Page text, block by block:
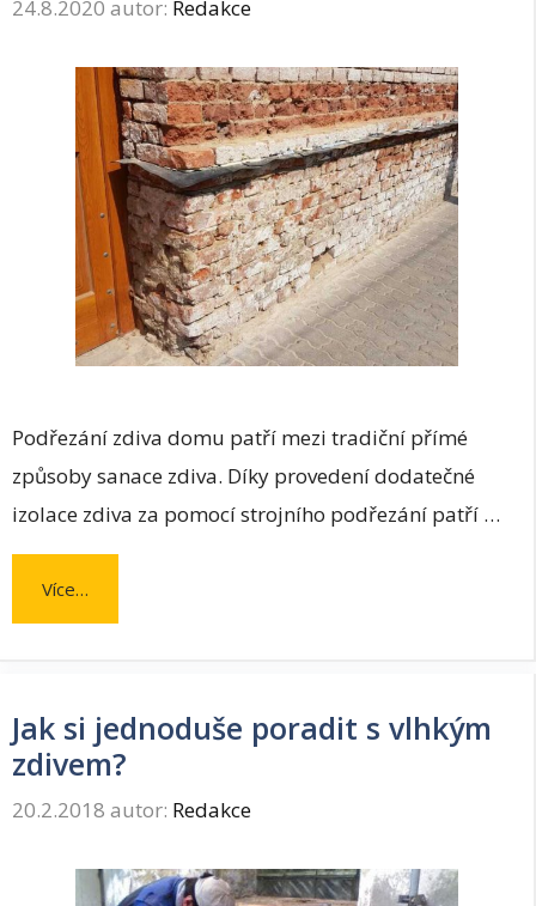
24.8.2020 autor: Redakce
Podřezání zdiva domu patří mezi tradiční přímé
způsoby sanace zdiva. Díky provedení dodatečné
izolace zdiva za pomocí strojního podřezání patří …
Více…
Jak si jednoduše poradit s vlhkým
zdivem?
20.2.2018 autor: Redakce